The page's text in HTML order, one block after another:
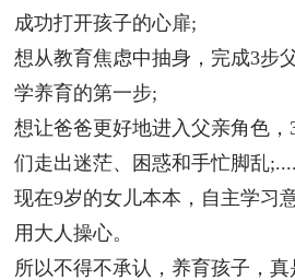
成功打开孩子的心扉;
想从教育焦虑中抽身，完成3步
学养育的第一步;
想让爸爸更好地进入父亲角色
们走出迷茫、困惑和手忙脚乱
现在9岁的女儿本本，自主学习
用大人操心。
所以不得不承认，养育孩子，真